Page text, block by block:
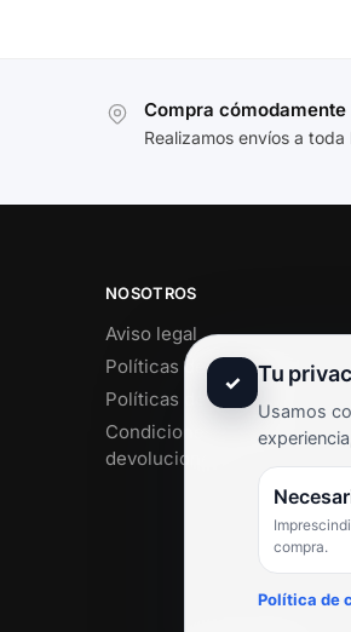
Compra cómodamente
Realizamos envíos a toda
NOSOTROS
Aviso legal
Políticas de privacidad
Políticas de cookies
Condiciones de envío y
devoluciones
✓ Tu
Usamos
compra.
Política de